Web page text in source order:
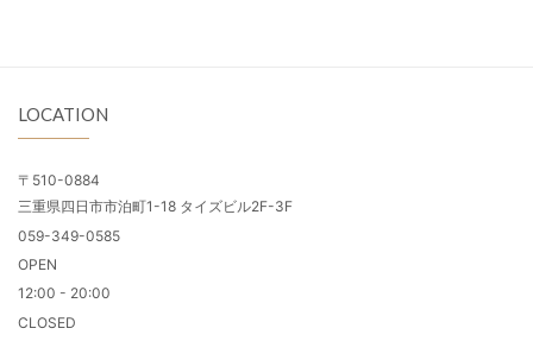
LOCATION
〒510-0884
三重県四日市市泊町1-18 タイズビル2F-3F
059-349-0585
OPEN
12:00 - 20:00
CLOSED